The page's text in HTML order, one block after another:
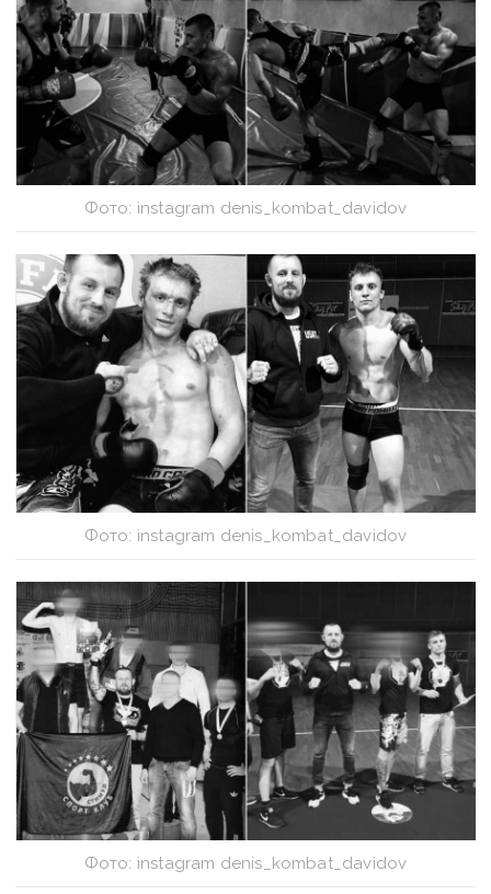
Фото: instagram denis_kombat_davidov
Фото: instagram denis_kombat_davidov
Фото: instagram denis_kombat_davidov